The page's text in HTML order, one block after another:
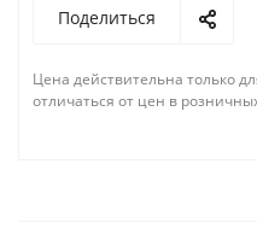
Поделиться
Цена действительна только
отличаться от цен в